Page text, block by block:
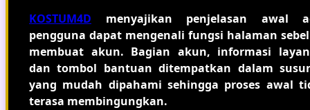
KOSTUM4D menyajikan penjelasan awal
pengguna dapat mengenali fungsi halaman
membuat akun. Bagian akun, informasi
dan tombol bantuan ditempatkan dalam
yang mudah dipahami sehingga proses awal
terasa membingungkan.